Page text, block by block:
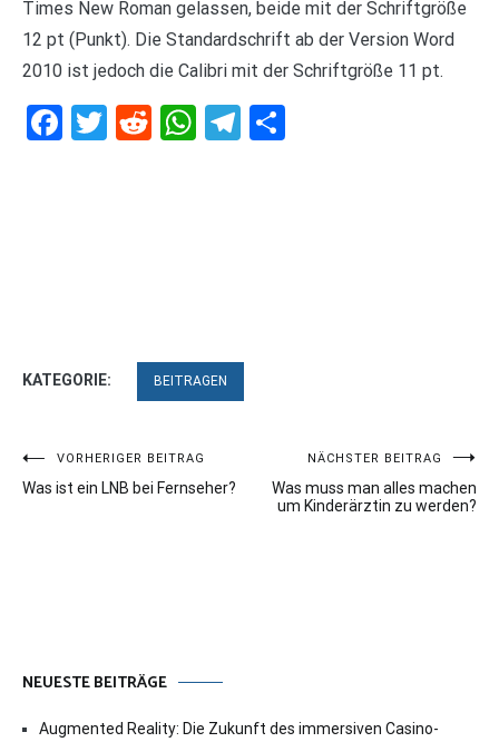
Times New Roman gelassen, beide mit der Schriftgröße
12 pt (Punkt). Die Standardschrift ab der Version Word
2010 ist jedoch die Calibri mit der Schriftgröße 11 pt.
Facebook
Twitter
RedditWhatsApp
Telegram
KATEGORIE: BEITRAGEN
Beitragsnavigation
VORHERIGER BEITRAG
Was ist ein LNB bei Fernseher?
NÄCHSTER BEITRAG
Was muss man alles machen
um Kinderärztin zu werden?
NEUESTE BEITRÄGE
Augmented Reality: Die Zukunft des immersiven Casino-